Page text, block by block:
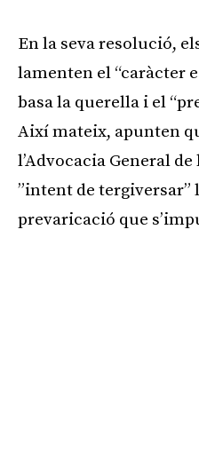
En la seva resolució,
lamenten el “caràcter
basa la querella i el
Així mateix, apunten
l’Advocacia General
”intent de tergiversar”
prevaricació que